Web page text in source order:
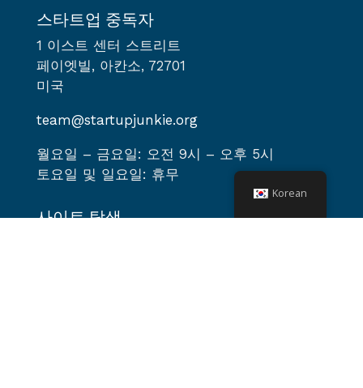
스타트업 중독자
1 이스트 센터 스트리트
페이엣빌, 아칸소, 72701
미국
team@startupjunkie.org
월요일 – 금요일: 오전 9시 – 오후 5시
토요일 및 일요일: 휴무
사이트 탐색
Korean